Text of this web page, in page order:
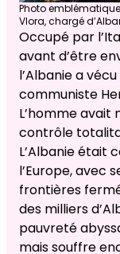
Photo emblématique
Vlora, chargé
Occupé par
avant d’être
l’Albanie a
communiste
L’homme avait
contrôle
L’Albanie était
l’Europe, avec
frontières
des milliers
pauvreté
mais souffre